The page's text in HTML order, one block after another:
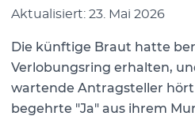
Aktualisiert: 23. Mai 2026
Die künftige Braut hatte
Verlobungsring erhalten,
wartende Antragsteller hört
begehrte "Ja" aus ihrem